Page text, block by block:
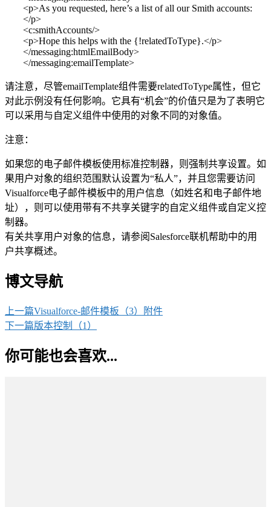
<p>As you requested, here’s a list of all our Smith accounts:
</p>
<c:smithAccounts/>
<p>Hope this helps with the {!relatedToType}.</p>
</messaging:htmlEmailBody>
</messaging:emailTemplate>
请注意，尽管emailTemplate组件需要relatedToType属性，但它
对此示例没有任何影响。它具有“机会”的价值只是为了表明它
可以采用与自定义组件中使用的对象不同的对象值。
注意：
如果您的电子邮件模板使用标准控制器，则强制共享设置。如
果用户对象的组织范围默认设置为“私人”，并且您需要访问
Visualforce电子邮件模板中的用户信息（如姓名和电子邮件地
址），则可以使用带有不共享关键字的自定义组件或自定义控
制器。
有关共享用户对象的信息，请参阅Salesforce联机帮助中的用
户共享概述。
博文导航
上一篇Visualforce-邮件模板（3）附件
下一篇版本控制（1）
你可能也会喜欢...